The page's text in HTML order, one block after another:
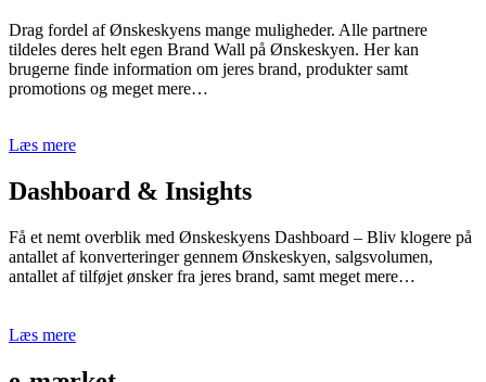
Drag fordel af Ønskeskyens mange muligheder. Alle partnere
tildeles deres helt egen Brand Wall på Ønskeskyen. Her kan
brugerne finde information om jeres brand, produkter samt
promotions og meget mere…
Læs mere
Dashboard & Insights
Få et nemt overblik med Ønskeskyens Dashboard – Bliv klogere på
antallet af konverteringer gennem Ønskeskyen, salgsvolumen,
antallet af tilføjet ønsker fra jeres brand, samt meget mere…
Læs mere